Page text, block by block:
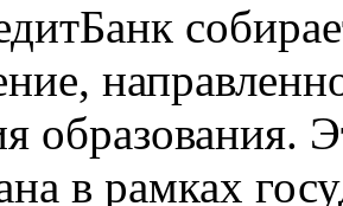
образования.
в рамках